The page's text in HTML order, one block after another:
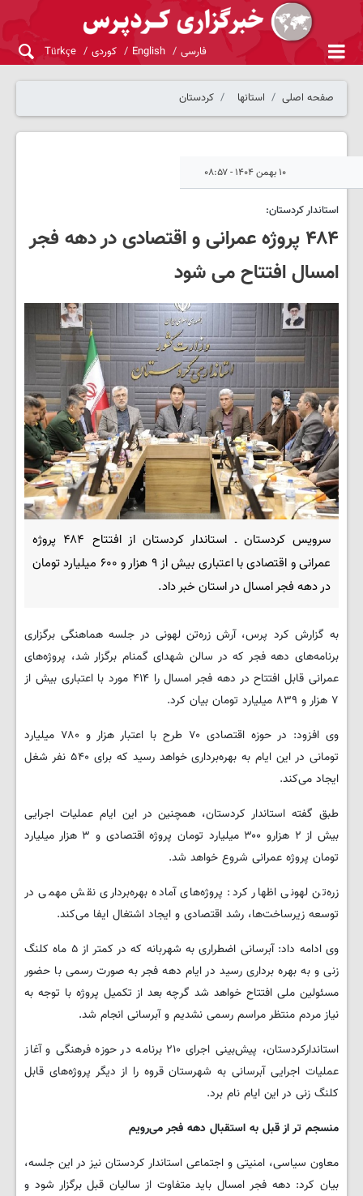
فارسی English کوردی Türkçe
صفحه اصلی استانها کردستان
۱۰ بهمن ۱۴۰۴ - ۰۸:۵۷
استاندار کردستان:
۴۸۴ پروژه عمرانی و اقتصادی در دهه فجر
امسال افتتاح می شود
سرویس کردستان ـ استاندار کردستان از افتتاح ۴۸۴ پروژه
عمرانی و اقتصادی با اعتباری بیش از ۹ هزار و ۶۰۰ میلیارد تومان
در دهه فجر امسال در استان خبر داد.
به گزارش کرد پرس، آرش زره‌تن لهونی در جلسه هماهنگی برگزاری
برنامه‌های دهه فجر که در سالن شهدای گمنام برگزار شد، پروژه‌های
عمرانی قابل افتتاح در دهه فجر امسال را ۴۱۴ مورد با اعتباری بیش از
۷ هزار و ۸۳۹ میلیارد تومان بیان کرد.
وی افزود: در حوزه اقتصادی ۷۰ طرح با اعتبار هزار و ۷۸۰ میلیارد
تومانی در این ایام به بهره‌برداری خواهد رسید که برای ۵۴۰ نفر شغل
ایجاد می‌کند.
طبق گفته استاندار کردستان، همچنین در این ایام عملیات اجرایی
بیش از ۲ هزارو ۳۰۰ میلیارد تومان پروژه اقتصادی و ۳ هزار میلیارد
تومان پروژه عمرانی شروع خواهد شد.
زره‌تن لهونی اظهار کرد: پروژه‌های آماده بهره‌برداری نقش مهمی در
توسعه زیرساخت‌ها، رشد اقتصادی و ایجاد اشتغال ایفا می‌کند.
وی ادامه داد: آبرسانی اضطراری به شهربانه که در کمتر از ۵ ماه کلنگ
زنی و به بهره برداری رسید در ایام دهه فجر به صورت رسمی با حضور
مسئولین ملی افتتاح خواهد شد گرچه بعد از تکمیل پروژه با توجه به
نیاز مردم منتظر مراسم رسمی نشدیم و آبرسانی انجام شد.
استاندارکردستان، پیش‌بینی اجرای ۲۱۰ برنامه در حوزه فرهنگی و آغاز
عملیات اجرایی آبرسانی به شهرستان قروه را از دیگر پروژه‌های قابل
کلنگ زنی در این ایام نام برد.
منسجم تر از قبل به استقبال دهه فجر می‌رویم
معاون سیاسی، امنیتی و اجتماعی استاندار کردستان نیز در این جلسه،
بیان کرد: دهه فجر امسال باید متفاوت از سالیان قبل برگزار شود و